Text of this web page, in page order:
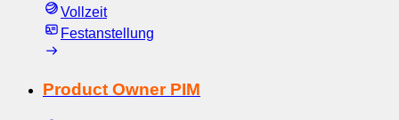
Vollzeit
Festanstellung
Product Owner PIM